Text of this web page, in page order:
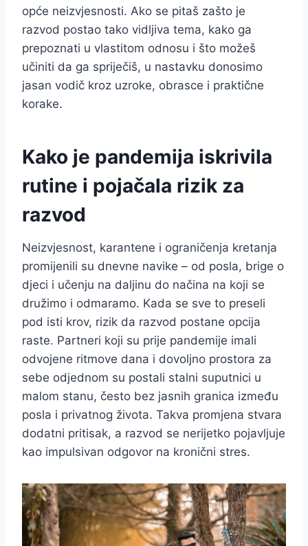
opće neizvjesnosti. Ako se pitaš zašto je
razvod postao tako vidljiva tema, kako ga
prepoznati u vlastitom odnosu i što možeš
učiniti da ga spriječiš, u nastavku donosimo
jasan vodič kroz uzroke, obrasce i praktične
korake.
Kako je pandemija iskrivila
rutine i pojačala rizik za
razvod
Neizvjesnost, karantene i ograničenja kretanja
promijenili su dnevne navike – od posla, brige o
djeci i učenju na daljinu do načina na koji se
družimo i odmaramo. Kada se sve to preseli
pod isti krov, rizik da razvod postane opcija
raste. Partneri koji su prije pandemije imali
odvojene ritmove dana i dovoljno prostora za
sebe odjednom su postali stalni suputnici u
malom stanu, često bez jasnih granica između
posla i privatnog života. Takva promjena stvara
dodatni pritisak, a razvod se nerijetko pojavljuje
kao impulsivan odgovor na kronični stres.